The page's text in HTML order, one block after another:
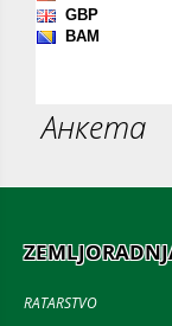
Анкета
RATARSTVO